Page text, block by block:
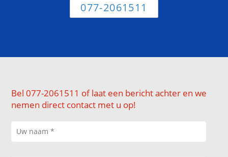
077-2061511
Bel 077-2061511 of laat een bericht achter en we
nemen direct contact met u op!